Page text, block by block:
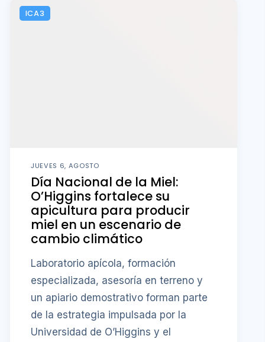
ICA3
JUEVES 6, AGOSTO
Día Nacional de la Miel:
O’Higgins fortalece su
apicultura para producir
miel en un escenario de
cambio climático
Laboratorio apícola, formación
especializada, asesoría en terreno y
un apiario demostrativo forman parte
de la estrategia impulsada por la
Universidad de O’Higgins y el